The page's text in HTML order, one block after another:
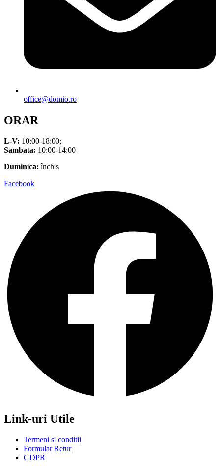
office@domio.ro
ORAR
L-V: 10:00-18:00;
Sambata: 10:00-14:00
Duminica: închis
Facebook
Link-uri Utile
Termeni si conditii
Formular Retur
GDPR